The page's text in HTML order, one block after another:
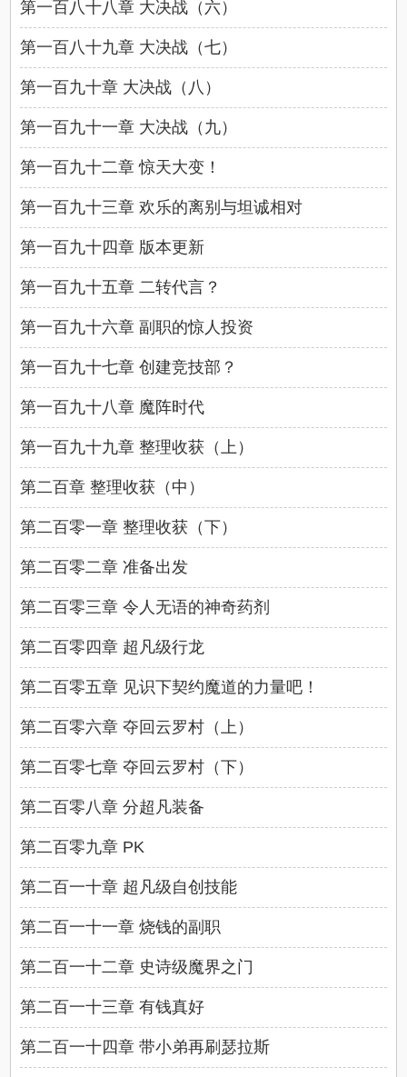
第一百八十八章 大决战（六）
第一百八十九章 大决战（七）
第一百九十章 大决战（八）
第一百九十一章 大决战（九）
第一百九十二章 惊天大变！
第一百九十三章 欢乐的离别与坦诚相对
第一百九十四章 版本更新
第一百九十五章 二转代言？
第一百九十六章 副职的惊人投资
第一百九十七章 创建竞技部？
第一百九十八章 魔阵时代
第一百九十九章 整理收获（上）
第二百章 整理收获（中）
第二百零一章 整理收获（下）
第二百零二章 准备出发
第二百零三章 令人无语的神奇药剂
第二百零四章 超凡级行龙
第二百零五章 见识下契约魔道的力量吧！
第二百零六章 夺回云罗村（上）
第二百零七章 夺回云罗村（下）
第二百零八章 分超凡装备
第二百零九章 PK
第二百一十章 超凡级自创技能
第二百一十一章 烧钱的副职
第二百一十二章 史诗级魔界之门
第二百一十三章 有钱真好
第二百一十四章 带小弟再刷瑟拉斯